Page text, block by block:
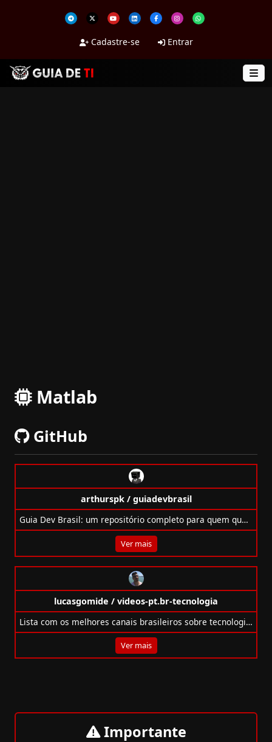
Cadastre-se Entrar
Matlab
GitHub
arthurspk / guiadevbrasil
Guia Dev Brasil: um repositório completo para quem quer evoluir na programação com cursos, ferramentas e trilhas de aprendizado em TI.
Ver mais
lucasgomide / videos-pt.br-tecnologia
Lista com os melhores canais brasileiros sobre tecnologia e programação, separados por categoria e linguagem.
Ver mais
Importante